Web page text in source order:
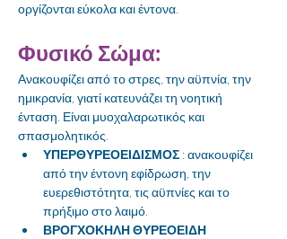
οργίζονται εύκολα και έντονα.
Φυσικό Σώμα:
Ανακουφίζει από το στρες, την αϋπνία, την
ημικρανία, γιατί κατευνάζει τη νοητική
ένταση. Είναι μυοχαλαρωτικός και
σπασμολητικός.
ΥΠΕΡΘΥΡΕΟΕΙΔΙΣΜΟΣ : ανακουφίζει
από την έντονη εφίδρωση, την
ευερεθιστότητα, τις αϋπνίες και το
πρήξιμο στο λαιμό.
ΒΡΟΓΧΟΚΗΛΗ ΘΥΡΕΟΕΙΔΗ